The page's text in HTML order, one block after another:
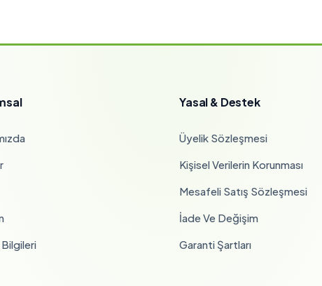
Yasal & Destek
Üyelik Sözleşmesi
Kişisel Verilerin Korunması
Mesafeli Satış Sözleşmesi
İade Ve Değişim
Garanti Şartları